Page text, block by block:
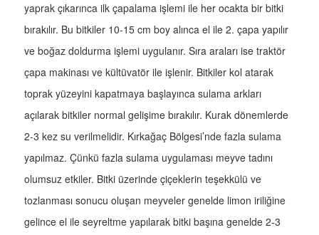
yaprak çıkarınca ilk çapalama işlemi ile her ocakta bir bitki
bırakılır. Bu bitkiler 10-15 cm boy alınca el ile 2. çapa yapılır
ve boğaz doldurma işlemi uygulanır. Sıra araları ise traktör
çapa makinası ve kültüvatör ile işlenir. Bitkiler kol atarak
toprak yüzeyini kapatmaya başlayınca sulama arkları
açılarak bitkiler normal gelişime bırakılır. Kurak dönemlerde
2-3 kez su verilmelidir. Kırkağaç Bölgesi’nde fazla sulama
yapılmaz. Çünkü fazla sulama uygulaması meyve tadını
olumsuz etkiler. Bitki üzerinde çiçeklerin teşekkülü ve
tozlanması sonucu oluşan meyveler genelde limon iriliğine
gelince el ile seyreltme yapılarak bitki başına genelde 2-3